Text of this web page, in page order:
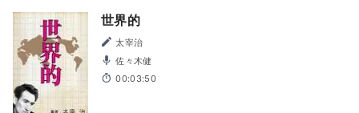
世界的
太宰治
佐々木健
00:03:50